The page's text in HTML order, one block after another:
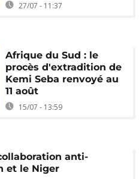
27/07 - 11:37
Afrique du Sud : le
procès d'extradition de
Kemi Seba renvoyé au
11 août
15/07 - 13:59
anti-
et le Niger